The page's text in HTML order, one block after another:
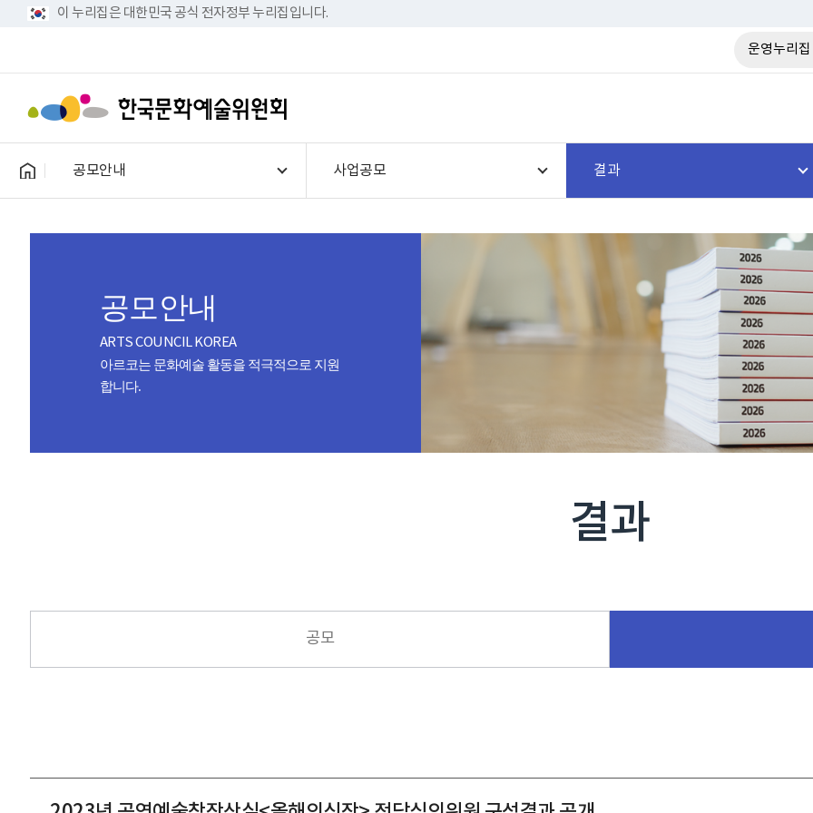
이 누리집은 대한민국 공식 전자정부 누리집입니다.
운영누리집
공모안내 사업공모 결과
공모안내
ARTS COUNCIL KOREA
아르코는 문화예술 활동을 적극적으로 지원
합니다.
결과
공모